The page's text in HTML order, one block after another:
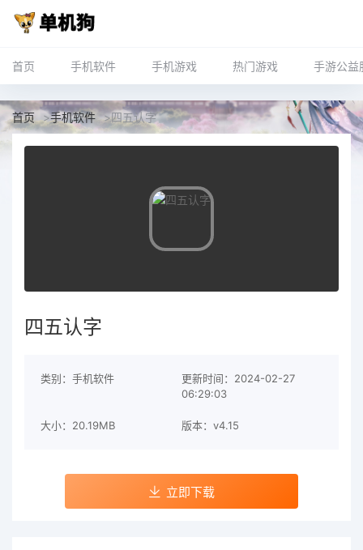
首页 手机软件 手机游戏 热门游戏 手游公益
首页 >手机软件 >四五认字
四五认字
类别：手机软件
更新时间：2024-02-27
06:29:03
大小：20.19MB 版本：v4.15
立即下载